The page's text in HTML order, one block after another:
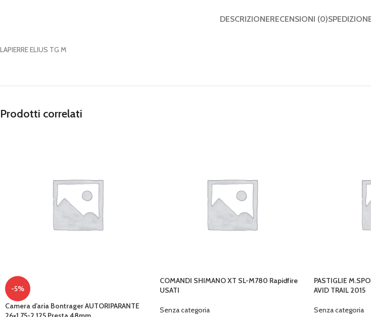
DESCRIZIONERECENSIONI (0)
LAPIERRE ELIUS TG M
Prodotti correlati
-5%
Camera d’aria Bontrager AUTORIPARANTE
COMANDI SHIMANO XT SL-M780 Rapidfire
USATI
Senza categoria
PASTIGLIE
AVID TRAIL 2015
Senza categoria